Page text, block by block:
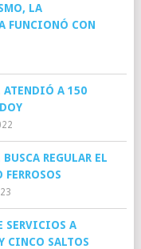
LA
FUNCIONÓ CON
ATENDIÓ A 150
REGULAR EL
SERVICIOS A
CINCO SALTOS